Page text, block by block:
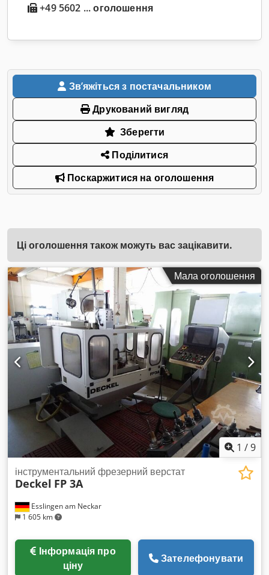
+49 5602 ... оголошення
Звʼяжіться з постачальником
Друкований вигляд
Зберегти
Поділитися
Поскаржитися на оголошення
Ці оголошення також можуть вас зацікавити.
Мала оголошення
1 /9
Esslingen am Neckar
1 605 km
інструментальний фрезерний верстат
Deckel FP 3A
ціну
Зателефонувати